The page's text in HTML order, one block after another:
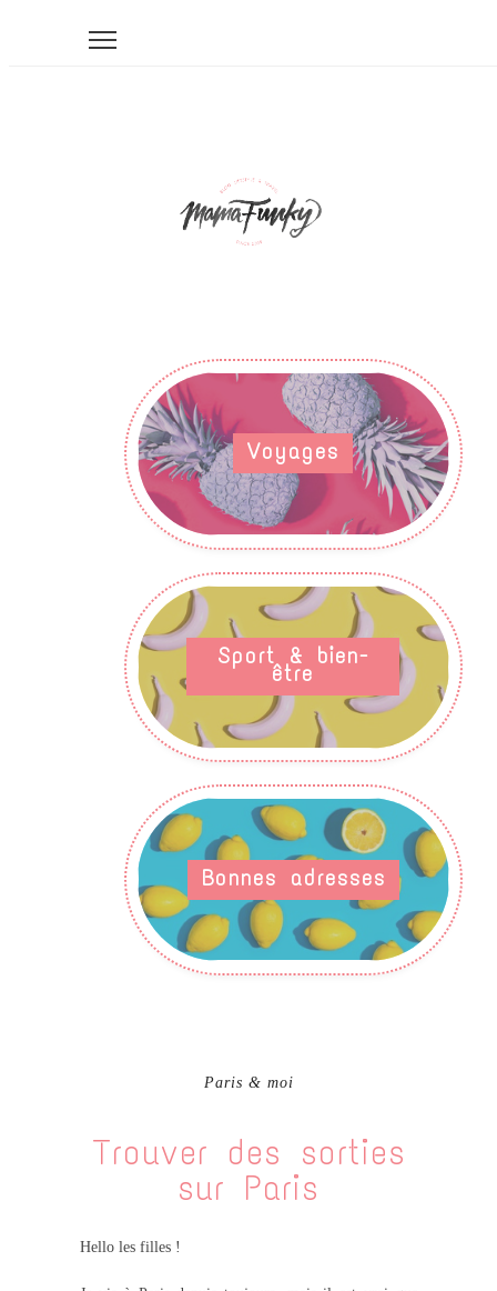
Voyages
Sport & bien-
être
Bonnes adresses
Paris & moi
Trouver des sorties
sur Paris
Hello les filles !